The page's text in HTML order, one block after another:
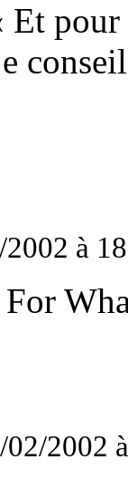
Et
à
02/2002